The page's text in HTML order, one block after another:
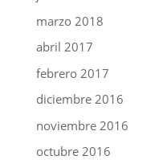
marzo 2018
abril 2017
febrero 2017
diciembre 2016
noviembre 2016
octubre 2016